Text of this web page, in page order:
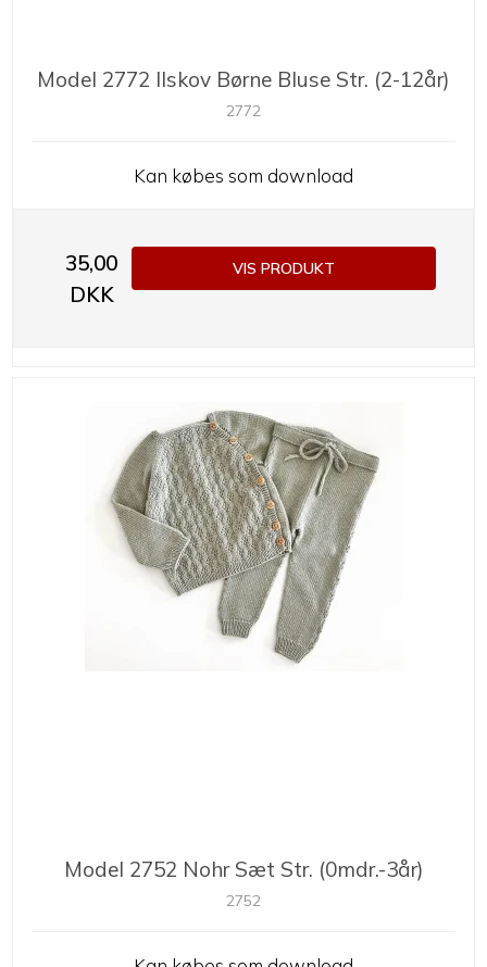
Model 2772 Ilskov Børne Bluse Str. (2-12år)
2772
Kan købes som download
35,00
DKK
VIS PRODUKT
Model 2752 Nohr Sæt Str. (0mdr.-3år)
2752